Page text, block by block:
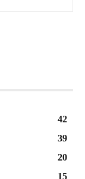
42
39
20
15